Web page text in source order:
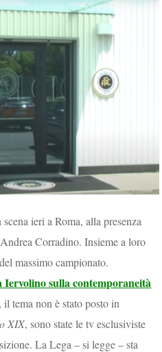
ieri a Roma, alla presenza
Corradino. Insieme a loro
massimo campionato.
Iervolino sulla contemporaneità
tema non è stato posto in
XIX, sono state le tv esclusiviste
La Lega – si legge – sta